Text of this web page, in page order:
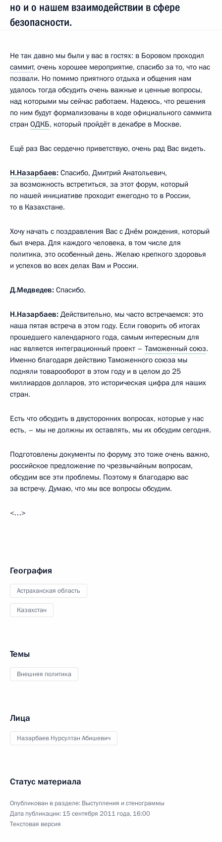
но и о нашем взаимодействии в сфере
безопасности.
Не так давно мы были у вас в гостях: в Боровом проходил
саммит, очень хорошее мероприятие, спасибо за то, что нас
позвали. Но помимо приятного отдыха и общения нам
удалось тогда обсудить очень важные и ценные вопросы,
над которыми мы сейчас работаем. Надеюсь, что решения
по ним будут формализованы в ходе официального саммита
стран ОДКБ, который пройдёт в декабре в Москве.
Ещё раз Вас сердечно приветствую, очень рад Вас видеть.
Н.Назарбаев: Спасибо, Дмитрий Анатольевич,
за возможность встретиться, за этот форум, который
по нашей инициативе проходит ежегодно то в России,
то в Казахстане.
Хочу начать с поздравления Вас с Днём рождения, который
был вчера. Для каждого человека, в том числе для
политика, это особенный день. Желаю крепкого здоровья
и успехов во всех делах Вам и России.
Д.Медведев: Спасибо.
Н.Назарбаев: Действительно, мы часто встречаемся: это
наша пятая встреча в этом году. Если говорить об итогах
прошедшего календарного года, самым интересным для
нас является интеграционный проект – Таможенный союз.
Именно благодаря действию Таможенного союза мы
подняли товарооборот в этом году и в целом до 25
миллиардов долларов, это историческая цифра для наших
стран.
Есть что обсудить в двусторонних вопросах, которые у нас
есть, – мы не должны их оставлять, мы их обсудим сегодня.
Подготовлены документы по форуму, это тоже очень важно,
российское предложение по чрезвычайным вопросам,
обсудим все эти проблемы. Поэтому я благодарю вас
за встречу. Думаю, что мы все вопросы обсудим.
<…>
География
Астраханская область
Казахстан
Темы
Внешняя политика
Лица
Назарбаев Нурсултан Абишевич
Статус материала
Опубликован в разделе: Выступления и стенограммы
Дата публикации: 15 сентября 2011 года, 16:00
Текстовая версия